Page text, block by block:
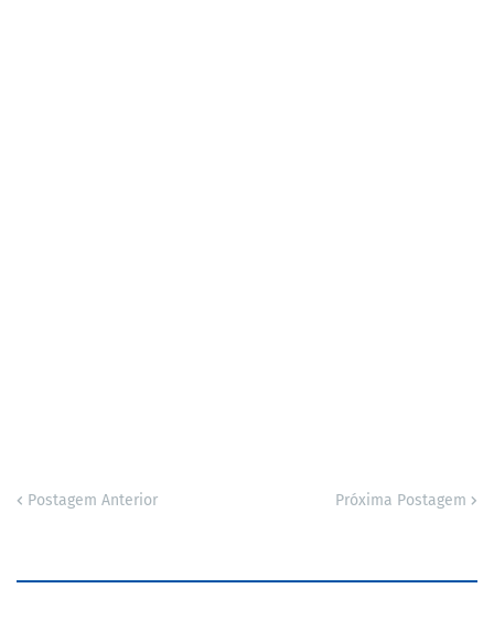
Postagem Anterior Próxima Postagem